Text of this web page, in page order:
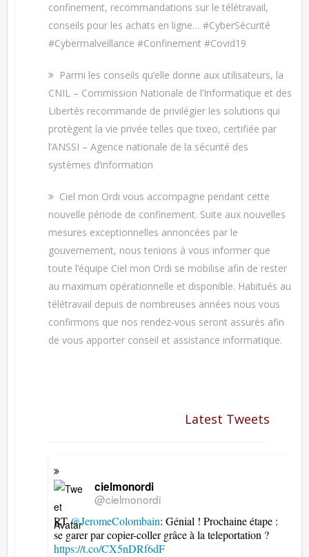
confinement, recommandations sur le télétravail,
conseils pour les achats en ligne… #CyberSécurité
#Cybermalveillance #Confinement #Covid19
Parmi les conseils qu’elle donne aux utilisateurs, la
CNIL – Commission Nationale de l’Informatique et des
Libertés recommande de privilégier les solutions qui
protègent la vie privée telles que tixeo, certifiée par
l’ANSSI – Agence nationale de la sécurité des
systèmes d’information
Ciel mon Ordi vous accompagne pendant cette
nouvelle période de confinement. Suite aux nouvelles
mesures exceptionnelles annoncées par le
gouvernement, nous tenions à vous informer que
toute l’équipe Ciel mon Ordi se mobilise afin de rester
au maximum opérationnelle et disponible. Habitués au
télétravail depuis de nombreuses années nous vous
confirmons que nos rendez-vous seront assurés afin
de vous apporter conseil et assistance informatique.
Latest Tweets
cielmonordi
@cielmonordi
RT@JeromeColombain: Génial ! Prochaine étape :
se garer par copier-coller grâce à la teleportation ?
https://t.co/CX5nDRf6dF